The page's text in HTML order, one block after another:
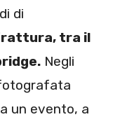
di
tra il
Negli
un evento, a